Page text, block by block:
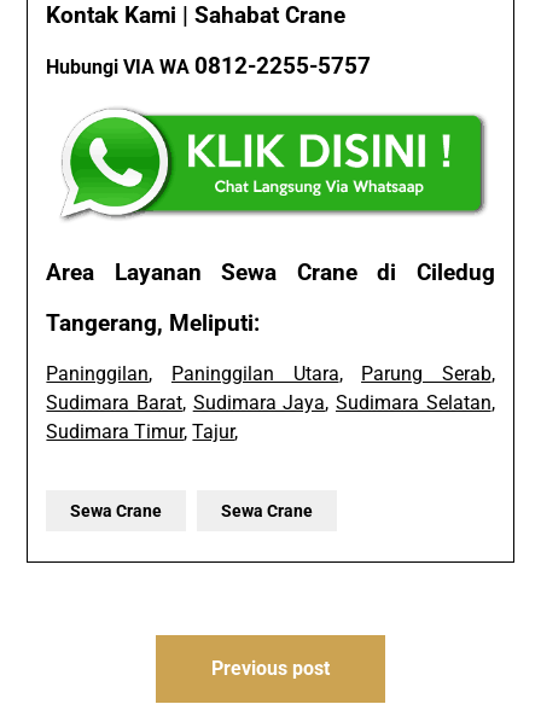
Kontak Kami | Sahabat Crane
Hubungi VIA WA0812-2255-5757
Area Layanan Sewa Crane di Ciledug
Tangerang, Meliputi:
Paninggilan, Paninggilan Utara, Parung Serab,
Sudimara Barat, Sudimara Jaya, Sudimara Selatan,
Sudimara Timur,Tajur,
Sewa Crane Sewa Crane
Previous post